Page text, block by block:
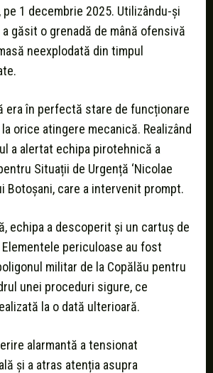
1 decembrie 2025. Utilizându-și
găsit o grenadă de mână ofensivă
neexplodată din timpul
era în perfectă stare de funcționare
orice atingere mecanică. Realizând
a alertat echipa pirotehnică a
Situații de Urgență ‘Nicolae
Botoșani, care a intervenit prompt.
echipa a descoperit și un cartuș de
Elementele periculoase au fost
militar de la Copălău pentru
unei proceduri sigure, ce
la o dată ulterioară.
alarmantă a tensionat
și a atras atenția asupra